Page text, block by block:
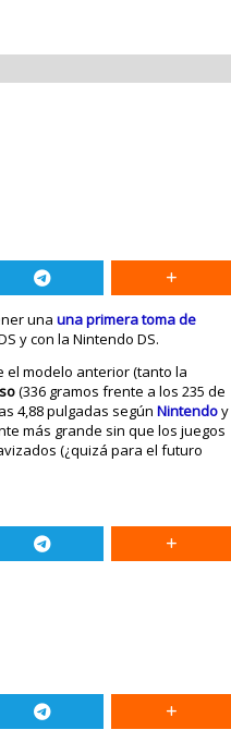
unauna primera toma de
y con la Nintendo DS.
el modelo anterior (tanto la
(336 gramos frente a los 235 de
4,88 pulgadas segúnNintendoy
más grande sin que los juegos
(¿quizá para el futuro